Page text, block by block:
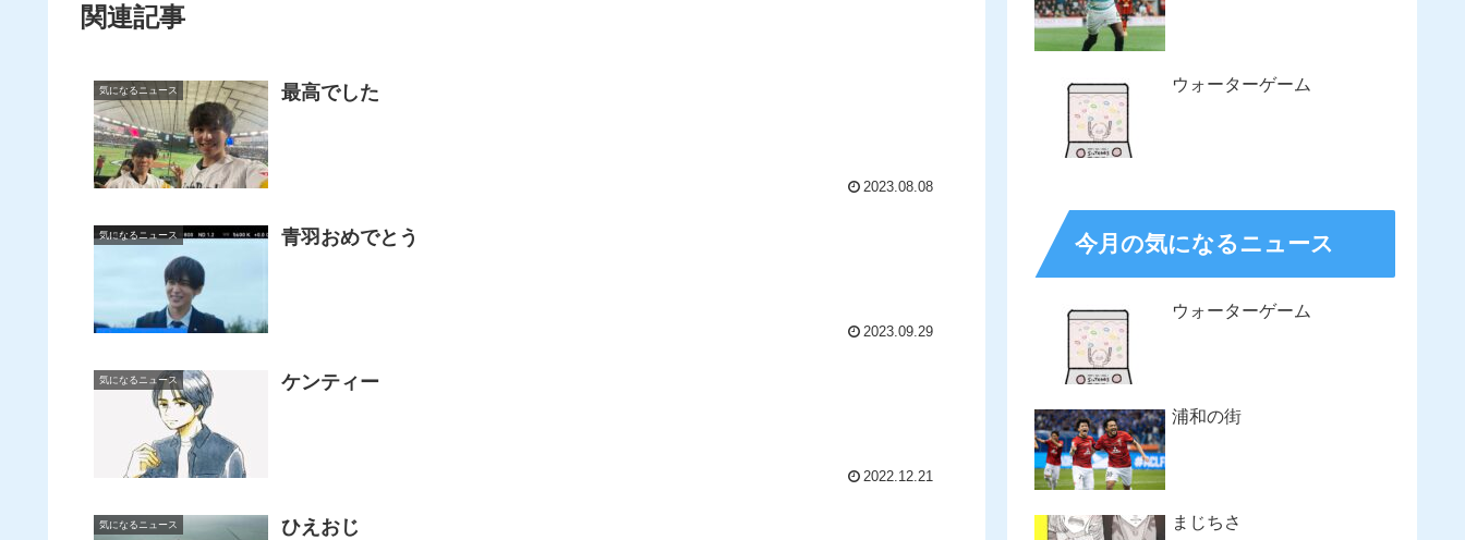
関連記事
気になるニュース 最高でした
2023.08.08
気になるニュース 青羽おめでとう
2023.09.29
気になるニュース ケンティー
2022.12.21
気になるニュース ひえおじ
ウォーターゲーム
今月の気になるニュース
ウォーターゲーム
浦和の街
まじちさ